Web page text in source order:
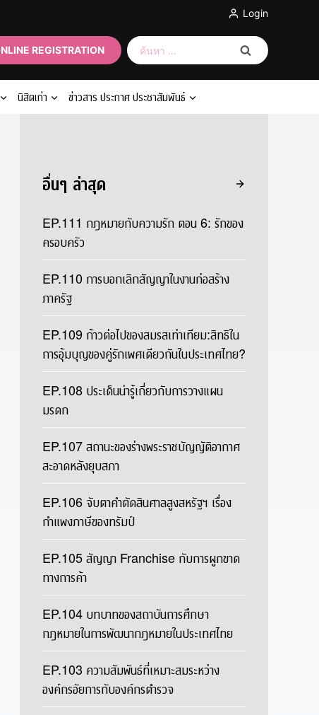
Login
REGISTRATION
ค้นหา
สำหรับ:
นิสิตเก่า ข่าวสาร ประกาศ ประชาสัมพันธ์
อื่นๆ ล่าสุด
EP.111 กฎหมายกับความรัก ตอน 6: รักของ
ครอบครัว
EP.110 การบอกเลิกสัญญาในงานก่อสร้าง
ภาครัฐ
EP.109 ก้าวต่อไปของสมรสเท่าเทียม:สิทธิใน
การอุ้มบุญของคู่รักเพศเดียวกันในประเทศไทย?
EP.108 ประเด็นน่ารู้เกี่ยวกับการวางแผน
มรดก
EP.107 สถานะของร่างพระราชบัญญัติอากาศ
สะอาดหลังยุบสภา
EP.106 จับตาคำตัดสินศาลสูงสหรัฐฯ เรื่อง
กำแพงภาษีของทรัมป์
EP.105 สัญญา Franchise กับการผูกขาด
ทางการค้า
EP.104 บทบาทของสถาบันการศึกษา
กฎหมายในการพัฒนากฎหมายในประเทศไทย
EP.103 ความสัมพันธ์ที่เหมาะสมระหว่าง
องค์กรอัยการกับองค์กรตำรวจ